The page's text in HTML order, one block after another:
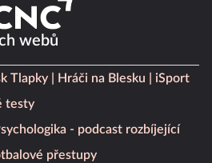
webů
Tlapky Hráči na Blesku
iSport
testy
- podcast rozbíjející
přestupy